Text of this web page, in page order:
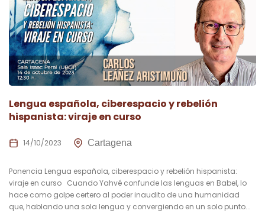
Lengua española, ciberespacio y rebelión
hispanista: viraje en curso
14/10/2023 Cartagena
Ponencia Lengua española, ciberespacio y rebelión hispanista:
viraje en curso Cuando Yahvé confunde las lenguas en Babel, lo
hace como golpe certero al poder inaudito de una humanidad
que, hablando una sola lengua y convergiendo en un solo punto...